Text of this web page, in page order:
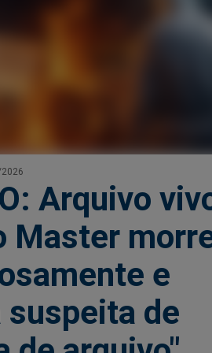
Arquivo
Master
e
suspeita de